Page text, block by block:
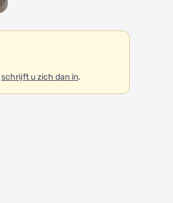
schrijft u zich dan in.